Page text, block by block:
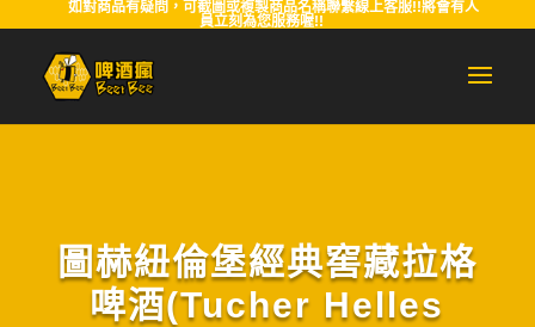
如對商品有疑問，可截圖或複製商品名稱聯繫線上客服!!將會有人
員立刻為您服務喔!!
圖赫紐倫堡經典窖藏拉格
啤酒(Tucher Helles